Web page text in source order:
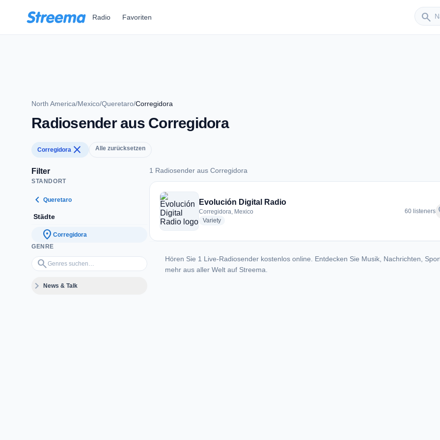
Radio Favoriten search
Sender
North America/Mexico/Queretaro/Corregidora
Radiosender aus Corregidora
Corregidora close Alle zurücksetzen
Filter
STANDORT
chevron_left Queretaro
Städte
location_on Corregidora
GENRE
search
Genres suchen…
expand_moreNews & Talk
1 Radiosender aus Corregidora
1 Radiosender aus Corregidora
Evolución Digital Radio
Corregidora, Mexico
Varietyradio stations
60 listeners
Hören Sie 1 Live-Radiosender kostenlos online. Entdecken Sie Musik, Nachrichten,
mehr aus aller Welt auf Streema.